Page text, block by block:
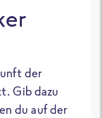
der
Gib dazu
du auf der